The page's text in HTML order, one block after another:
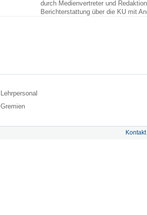
durch Medienvertreter und
Berichterstattung über die KU mit
Lehrpersonal
Gremien
Kontakt